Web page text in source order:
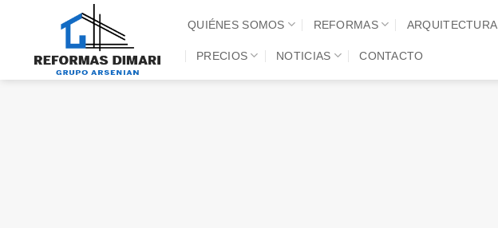
QUIÉNES SOMOS REFORMAS ARQUITECTURA
PRECIOS NOTICIAS CONTACTO